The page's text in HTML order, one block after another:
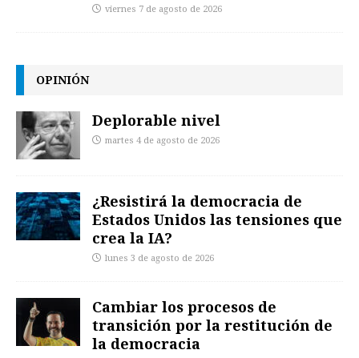
viernes 7 de agosto de 2026
OPINIÓN
Deplorable nivel
martes 4 de agosto de 2026
¿Resistirá la democracia de
Estados Unidos las tensiones que
crea la IA?
lunes 3 de agosto de 2026
Cambiar los procesos de
transición por la restitución de
la democracia